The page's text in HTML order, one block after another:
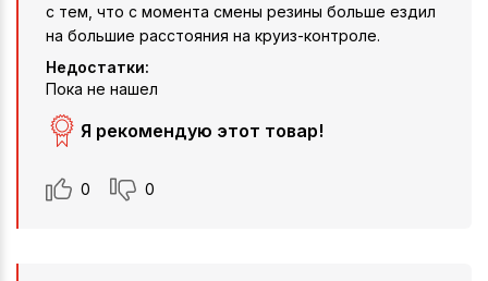
с тем, что с момента смены резины больше ездил
на большие расстояния на круиз-контроле.
Недостатки:
Пока не нашел
Я рекомендую этот товар!
0 0